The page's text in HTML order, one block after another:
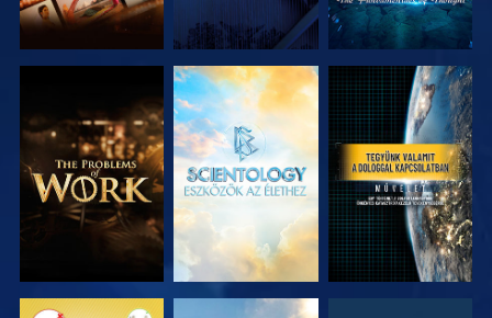
A SOROZAT
RÉSZEI
A SOROZAT
RÉSZEI
MŰSORNÉZÉS